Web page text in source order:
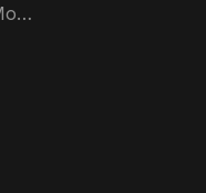
18 Rue des Bruets 95280 Jouy-le-Moutier